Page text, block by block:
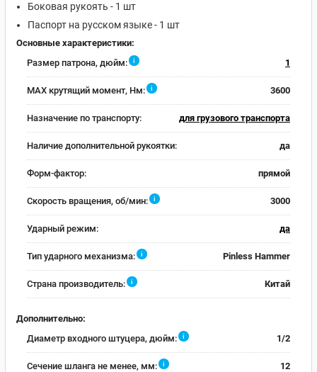
Боковая рукоять - 1 шт
Паспорт на русском языке - 1 шт
Основные характеристики:
Размер патрона, дюйм:
i 1
MAX крутящий момент, Нм: i 3600
Назначение по транспорту: для грузового транспорта
Наличие дополнительной рукоятки: да
Форм-фактор: прямой
Скорость вращения, об/мин: i 3000
Ударный режим: да
Тип ударного механизма: i Pinless Hammer
Страна производитель: i Китай
Дополнительно:
Диаметр входного штуцера, дюйм:
i 1/2
Сечение шланга не менее, мм: i 12